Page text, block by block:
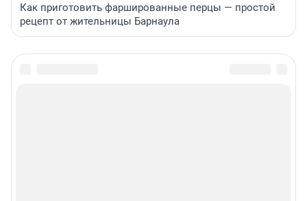
Как приготовить фаршированные перцы — простой
рецепт от жительницы Барнаула